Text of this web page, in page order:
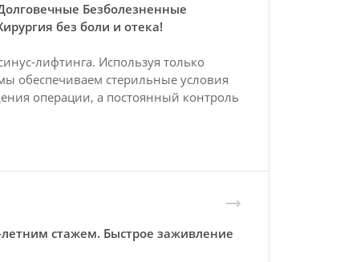
Безболезненные
без боли и отека!
лифтинга. Используя только
обеспечиваем стерильные условия
операции, а постоянный контроль
стажем. Быстрое заживление